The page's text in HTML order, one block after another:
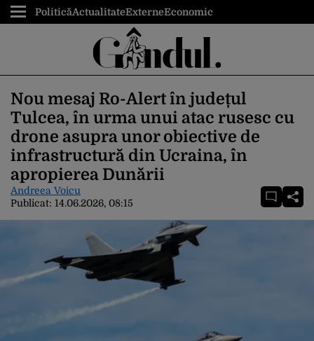
PoliticăActualitateExterneEconomic
Nou mesaj Ro-Alert în județul
Tulcea, în urma unui atac rusesc cu
drone asupra unor obiective de
infrastructură din Ucraina, în
apropierea Dunării
Andreea Voicu
Publicat: 14.06.2026, 08:15